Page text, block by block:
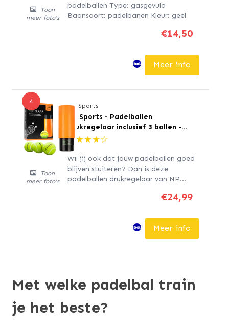
Toon
meer foto's
padelballen Type: gasgevuld
Baansoort: padelbanen Kleur: geel
€14,50
Meer info
4
Toon
meer foto's
NP Sports
NP Sports - Padelballen
drukregelaar inclusief 3 ballen -
Padel Tennis accesoires
★★★★☆
Wil jij ook dat jouw padelballen goed
blijven stuiteren? Dan is deze
padelballen drukregelaar van NP
levensduur en behoud optimale
onze geavanceerde drukregelaar. Alle
voordelen op een rijtje ✓ Verleng de
€24,99
Meer info
Met welke padelbal train
je het beste?